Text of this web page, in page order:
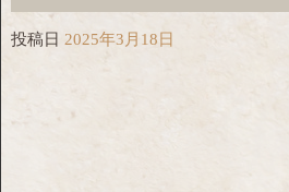
投稿日 2025年3月18日